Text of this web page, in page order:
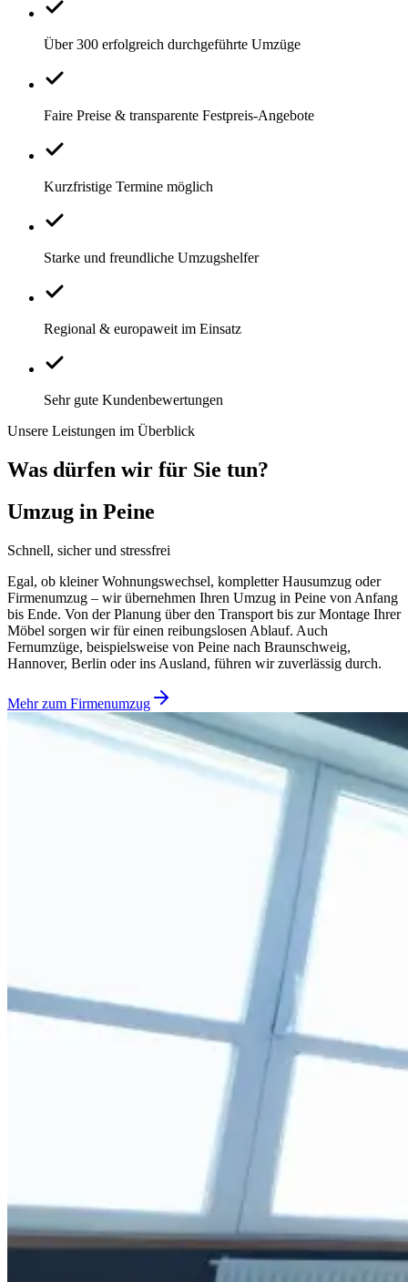
Über 300 erfolgreich durchgeführte Umzüge
Faire Preise & transparente Festpreis-Angebote
Kurzfristige Termine möglich
Starke und freundliche Umzugshelfer
Regional & europaweit im Einsatz
Sehr gute Kundenbewertungen
Unsere Leistungen im Überblick
Was dürfen wir für Sie tun?
Umzug in Peine
Schnell, sicher und stressfrei
Egal, ob kleiner Wohnungswechsel, kompletter Hausumzug oder
Firmenumzug – wir übernehmen Ihren Umzug in Peine von Anfang
bis Ende. Von der Planung über den Transport bis zur Montage Ihrer
Möbel sorgen wir für einen reibungslosen Ablauf. Auch
Fernumzüge, beispielsweise von Peine nach Braunschweig,
Hannover, Berlin oder ins Ausland, führen wir zuverlässig durch.
Mehr zum Firmenumzug